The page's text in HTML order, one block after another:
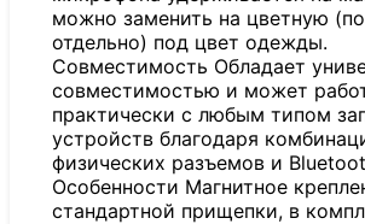
можно заменить на цветную
отдельно) под цвет одежды.
Совместимость Обладает
совместимостью и может
практически с любым типом
устройств благодаря
физических разъемов и
Особенности Магнитное
стандартной прищепки, в